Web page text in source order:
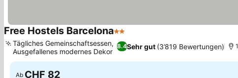
Free Hostels Barcelona2 Sterne
8.4Sehr gut (3’819 Bewertungen)
Tägliches Gemeinschaftsessen,
Ausgefallenes modernes Dekor
Ab CHF 82